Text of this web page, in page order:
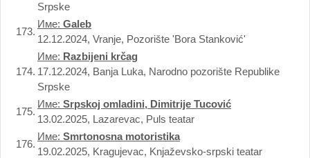
Srpske
173.
Име: Galeb
12.12.2024, Vranje, Pozorište 'Bora Stanković'
174.
Име: Razbijeni krčag
17.12.2024, Banja Luka, Narodno pozorište Republike
Srpske
175.
Име: Srpskoj omladini, Dimitrije Tucović
13.02.2025, Lazarevac, Puls teatar
176.
Име: Smrtonosna motoristika
19.02.2025, Kragujevac, Knjaževsko-srpski teatar